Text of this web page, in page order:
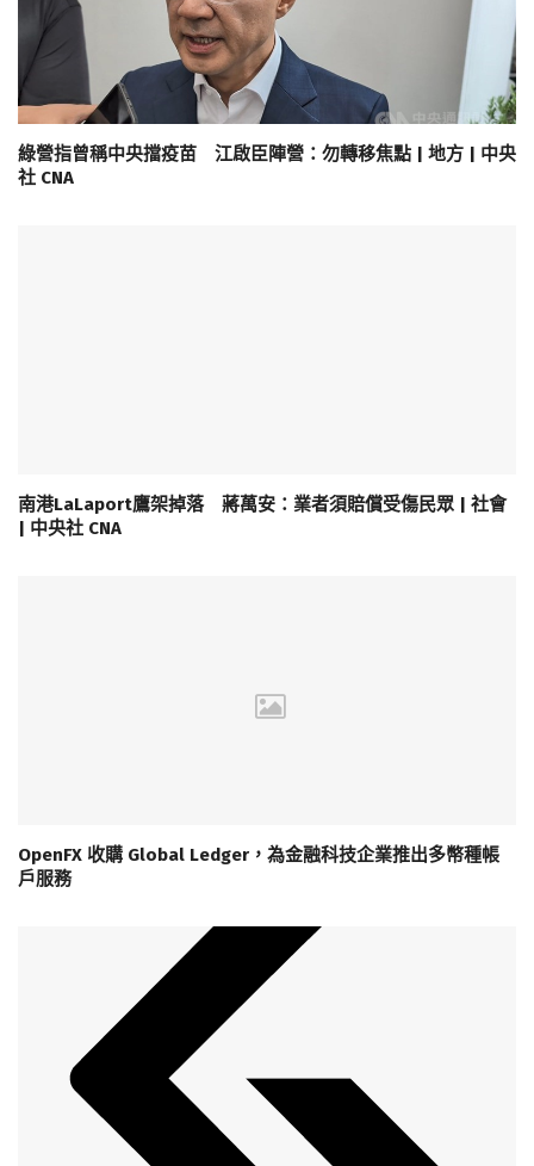
綠營指曾稱中央擋疫苗 江啟臣陣營：勿轉移焦點 | 地方 | 中央
社 CNA
南港LaLaport鷹架掉落 蔣萬安：業者須賠償受傷民眾 | 社會
| 中央社 CNA
OpenFX 收購 Global Ledger，為金融科技企業推出多幣種帳
戶服務